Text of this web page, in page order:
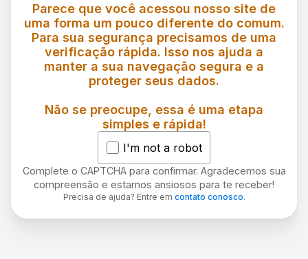
Parece que você acessou nosso site de
uma forma um pouco diferente do comum.
Para sua segurança precisamos de uma
verificação rápida. Isso nos ajuda a
manter a sua navegação segura e a
proteger seus dados.
Não se preocupe, essa é uma etapa
simples e rápida!
I'm not a robot
Complete o CAPTCHA para confirmar. Agradecemos sua
compreensão e estamos ansiosos para te receber!
Precisa de ajuda? Entre em contato conosco.